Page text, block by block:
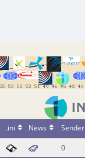
.ini News Sender
0